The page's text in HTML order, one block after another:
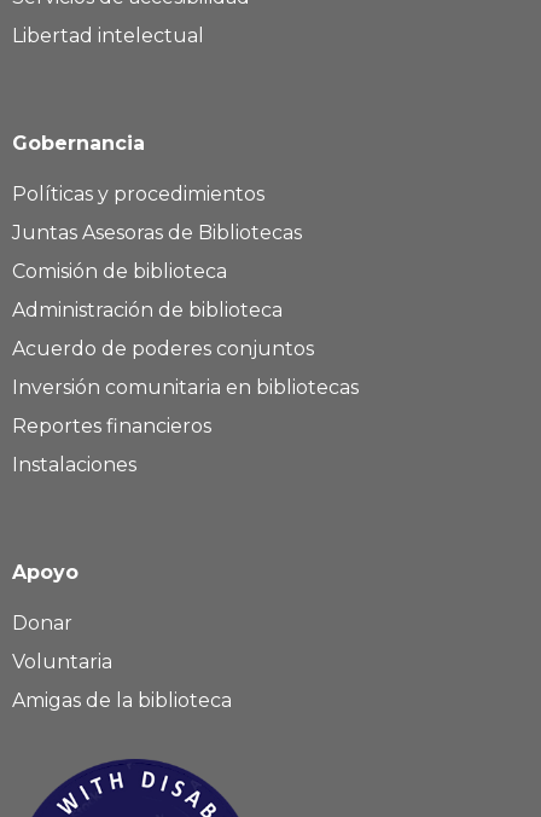
Libertad intelectual
Gobernancia
Políticas y procedimientos
Juntas Asesoras de Bibliotecas
Comisión de biblioteca
Administración de biblioteca
Acuerdo de poderes conjuntos
Inversión comunitaria en bibliotecas
Reportes financieros
Instalaciones
Apoyo
Donar
Voluntaria
Amigas de la biblioteca